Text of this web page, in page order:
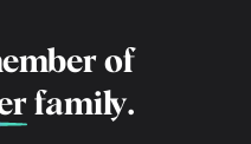
of
family.